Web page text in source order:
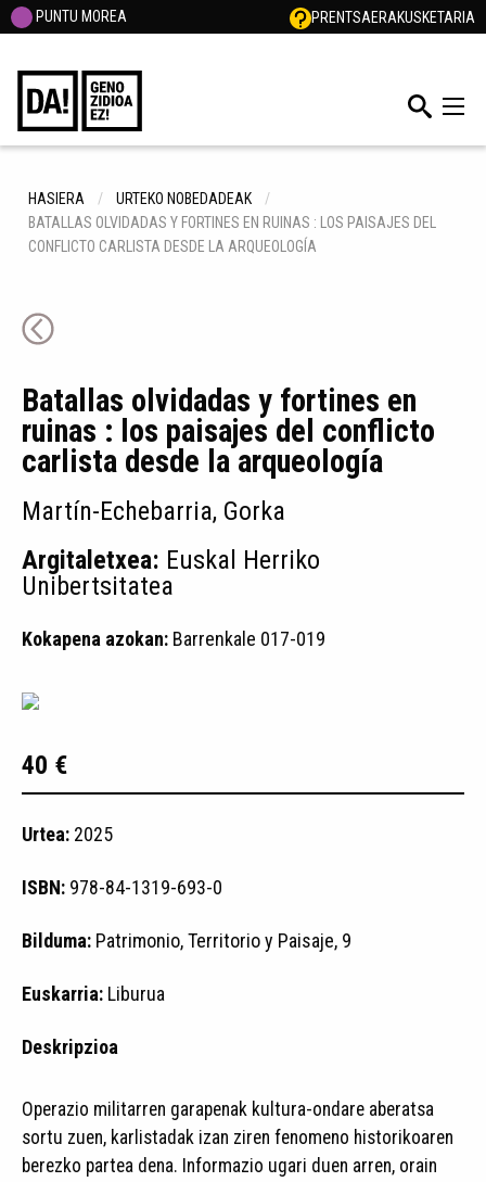
PUNTU MOREA PRENTSAERAKUSKETARIA
HASIERA
URTEKO NOBEDADEAK
BATALLAS OLVIDADAS Y FORTINES EN RUINAS : LOS PAISAJES DEL
CONFLICTO CARLISTA DESDE LA ARQUEOLOGÍA
Batallas olvidadas y fortines en
ruinas : los paisajes del conflicto
carlista desde la arqueología
Martín-Echebarria, Gorka
Argitaletxea: Euskal Herriko
Unibertsitatea
Kokapena azokan: Barrenkale 017-019
40 €
Urtea: 2025
ISBN: 978-84-1319-693-0
Bilduma: Patrimonio, Territorio y Paisaje, 9
Euskarria: Liburua
Deskripzioa
Operazio militarren garapenak kultura-ondare aberatsa
sortu zuen, karlistadak izan ziren fenomeno historikoaren
berezko partea dena. Informazio ugari duen arren, orain